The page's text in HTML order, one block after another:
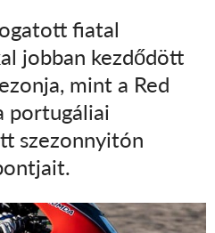
fiatal
jobban kezdődött
mint a Red
portugáliai
szezonnyitón